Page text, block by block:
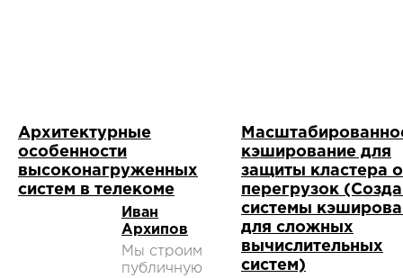
Архитектурные
особенности
высоконагруженных
систем в телекоме
Иван
Архипов
Мы строим
публичную
кэширование для
защиты кластера
перегрузок
системы
для сложных
вычислительных
систем)